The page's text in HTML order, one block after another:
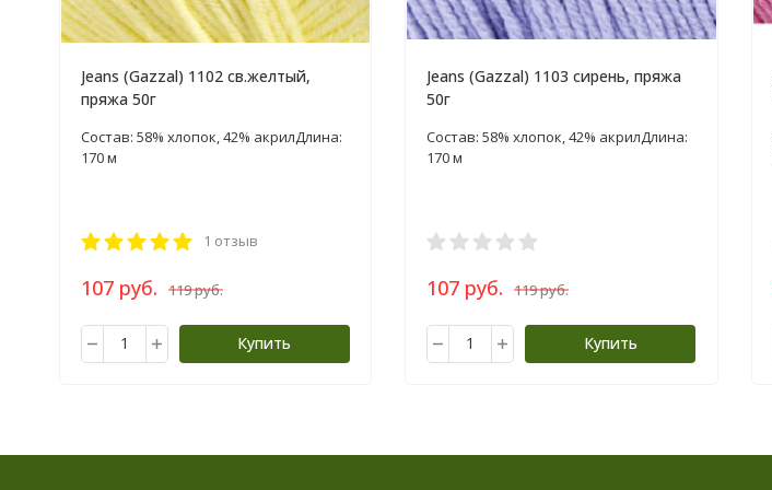
Jeans (Gazzal) 1102 св.желтый,
пряжа 50г
Состав: 58% хлопок, 42% акрил​ Длина:
170 м
1 отзыв
107 руб. 119 руб.
Купить
Jeans (Gazzal) 1103 сирень, пряжа
50г
Состав: 58% хлопок, 42% акрил​ Длина:
170 м
107 руб. 119 руб.
Купить